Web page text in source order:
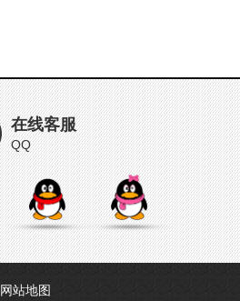
在线客服
QQ
网站地图